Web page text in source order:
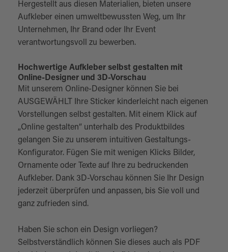
Hergestellt aus diesen Materialien, bieten unsere
Aufkleber einen umweltbewussten Weg, um Ihr
Unternehmen, Ihr Brand oder Ihr Event
verantwortungsvoll zu bewerben.
Hochwertige Aufkleber selbst gestalten mit
Online-Designer und 3D-Vorschau
Mit unserem Online-Designer können Sie bei
AUSGEWÄHLT Ihre Sticker kinderleicht nach eigenen
Vorstellungen selbst gestalten. Mit einem Klick auf
„Online gestalten“ unterhalb des Produktbildes
gelangen Sie zu unserem intuitiven Gestaltungs-
Konfigurator. Fügen Sie mit wenigen Klicks Bilder,
Ornamente oder Texte auf Ihre zu bedruckenden
Aufkleber. Dank 3D-Vorschau können Sie Ihr Design
jederzeit überprüfen und anpassen, bis Sie voll und
ganz zufrieden sind.
Haben Sie schon ein Design vorliegen?
Selbstverständlich können Sie dieses auch als PDF